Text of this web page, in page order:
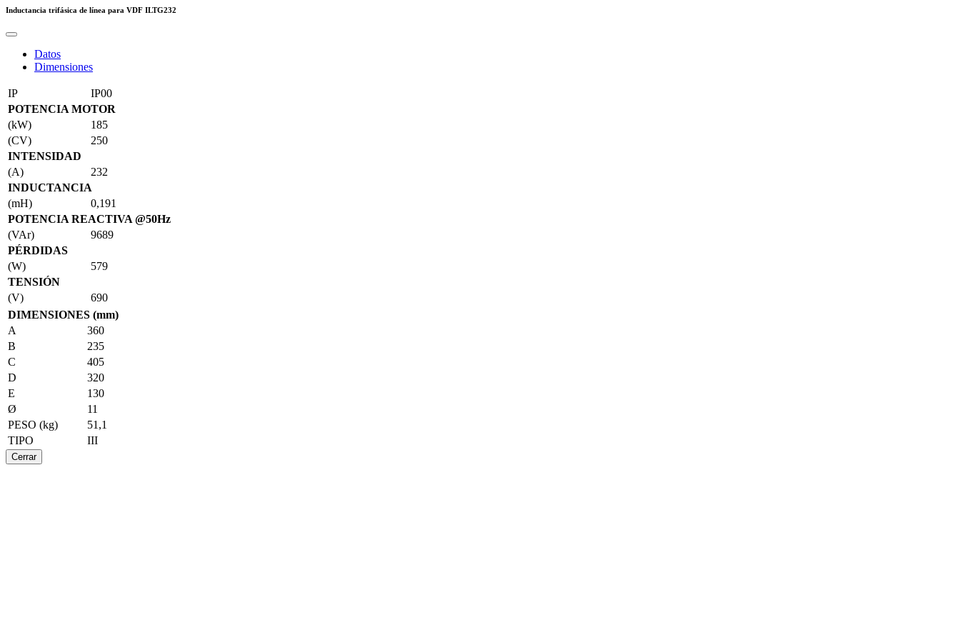
Inductancia trifásica de línea para VDF ILTG232
Datos
Dimensiones
IP
IP00
POTENCIA MOTOR
(kW)
185
(CV)
250
INTENSIDAD
(A)
232
INDUCTANCIA
(mH)
0,191
POTENCIA REACTIVA @50Hz
(VAr)
9689
PÉRDIDAS
(W)
579
TENSIÓN
(V)
690
DIMENSIONES (mm)
A
360
B
235
C
405
D
320
E
130
Ø
11
PESO (kg)
51,1
TIPO
III
Cerrar